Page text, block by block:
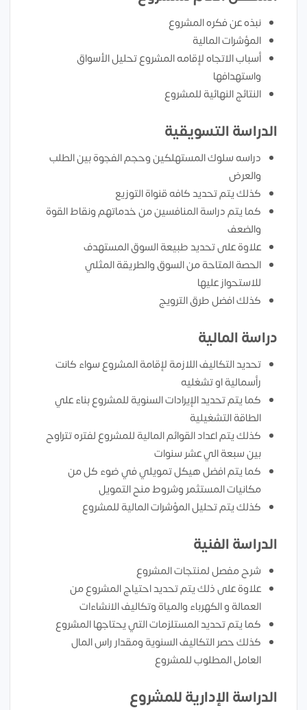
نبذه عن فكره المشروع
المؤشرات المالية
أسباب الاتجاه لإقامه المشروع تحليل الأسواق
واستهدافها
النتائج النهائية للمشروع
الدراسة التسويقية
دراسه سلوك المستهلكين وحجم الفجوة بين الطلب
والعرض
كذلك يتم تحديد كافه قنواة التوزيع
كما يتم دراسة المنافسين من خدماتهم ونقاط القوة
والضعف
علاوة على تحديد طبيعة السوق المستهدف
الحصة المتاحة من السوق والطريقة المثلي
للاستحواز عليها
كذلك افضل طرق الترويج
دراسة المالية
تحديد التكاليف اللازمة لإقامة المشروع سواء كانت
رأسمالية او تشغليه
كما يتم تحديد الإيرادات السنوية للمشروع بناء علي
الطاقة التشغيلية
كذلك يتم اعداد القوائم المالية للمشروع لفتره تتراوح
بين سبعة الي عشر سنوات
كما يتم افضل هيكل تمويلي في ضوء كل من
مكانيات المستثمر وشروط منح التمويل
كذلك يتم تحليل المؤشرات المالية للمشروع
الدراسة الفنية
شرح مفصل لمنتجات المشروع
علاوة على ذلك يتم تحديد احتياج المشروع من
العمالة و الكهرباء والمياة وتكاليف الانشاءات
كما يتم تحديد المستلزمات التي يحتاجها المشروع
كذلك حصر التكاليف السنوية ومقدار راس المال
العامل المطلوب للمشروع
الدراسة الإدارية للمشروع